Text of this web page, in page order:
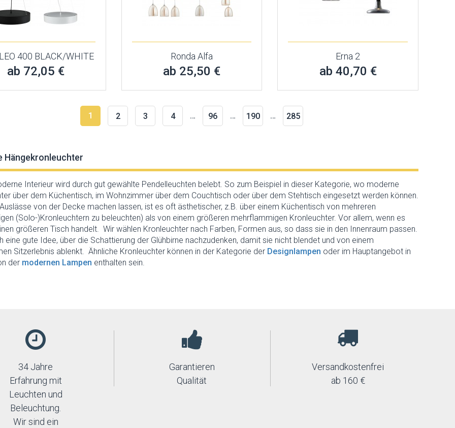
400 BLACK/WHITE
ab 72,05 €
Ronda Alfa
ab 25,50 €
Erna 2
ab 40,70 €
1 2 3 4 … 96 … 190 … 285
Hängekronleuchter
Interieur wird durch gut gewählte Pendelleuchten belebt. So zum Beispiel in dieser Kategorie, wo moderne
über dem Küchentisch, im Wohnzimmer über dem Couchtisch oder über dem Stehtisch eingesetzt werden können.
von der Decke machen lassen, ist es oft ästhetischer, z.B. über einem Küchentisch von mehreren
(Solo-)Kronleuchtern zu beleuchten) als von einem größeren mehrflammigen Kronleuchter. Vor allem, wenn es
größeren Tisch handelt. Wir wählen Kronleuchter nach Farben, Formen aus, so dass sie in den Innenraum passen.
eine gute Idee, über die Schattierung der Glühbirne nachzudenken, damit sie nicht blendet und von einem
Sitzerlebnis ablenkt. Ähnliche Kronleuchter können in der Kategorie der Designlampen oder im Hauptangebot in
der modernen Lampen enthalten sein.
34 Jahre
Erfahrung mit
Leuchten und
Beleuchtung.
Wir sind ein
Garantieren
Qualität
Versandkostenfrei
ab 160 €